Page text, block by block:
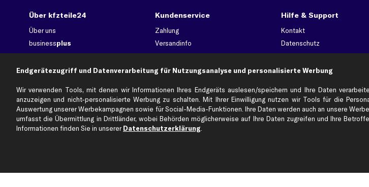
Über kfzteile24
Über uns
businessplus
Corporate Webseite
Partnerprogramm
Karriere
Bewertungen
Unsere App
Kundenservice
Zahlung
Versandinfo
Retoure & Gewährleistung
Austauschartikel
Automagazin
Unsere Marken
Beliebte Autos
Gutscheine
Hilfe & Support
Kontakt
Datenschutz
AGB
Impressum
Dateneinstellungen
Widerrufsbelehrung
Endgerätezugriff und Datenverarbeitung für Nutzungsanalyse und personalisierte Werbung
Wir verwenden Tools, mit denen wir Informationen Ihres Endgeräts auslesen/speichern und Ihre Daten
anzuzeigen und nicht-personalisierte Werbung zu schalten. Mit Ihrer Einwilligung nutzen wir Tools für die
Auswertung unserer Werbekampagnen sowie für Social-Media-Funktionen. Ihre Daten werden auch an unsere
umfasst die Übermittlung in Drittländer, wobei Behörden möglicherweise auf Ihre Daten zugreifen und Ihre
Informationen finden Sie in unsererDatenschutzerklärung